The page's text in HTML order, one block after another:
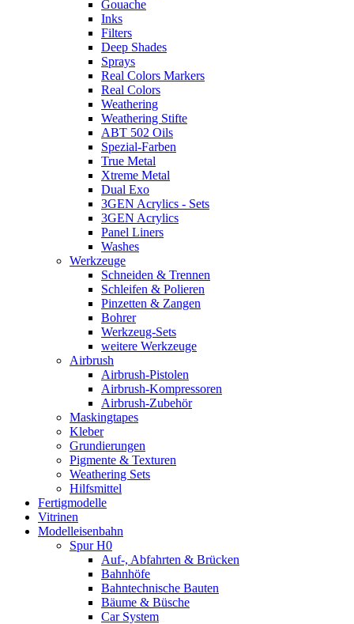
Gouache
Inks
Filters
Deep Shades
Sprays
Real Colors Markers
Real Colors
Weathering
Weathering Stifte
ABT 502 Oils
Spezial-Farben
True Metal
Xtreme Metal
Dual Exo
3GEN Acrylics - Sets
3GEN Acrylics
Panel Liners
Washes
Werkzeuge
Schneiden & Trennen
Schleifen & Polieren
Pinzetten & Zangen
Bohrer
Werkzeug-Sets
weitere Werkzeuge
Airbrush
Airbrush-Pistolen
Airbrush-Kompressoren
Airbrush-Zubehör
Maskingtapes
Kleber
Grundierungen
Pigmente & Texturen
Weathering Sets
Hilfsmittel
Fertigmodelle
Vitrinen
Modelleisenbahn
Spur H0
Auf-, Abfahrten & Brücken
Bahnhöfe
Bahntechnische Bauten
Bäume & Büsche
Car System